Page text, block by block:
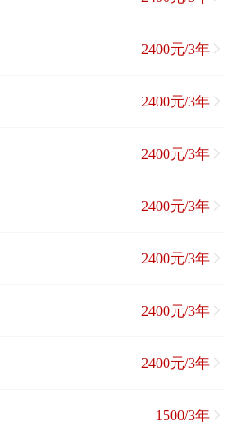
2400元/3年
2400元/3年
2400元/3年
2400元/3年
2400元/3年
2400元/3年
2400元/3年
1500/3年